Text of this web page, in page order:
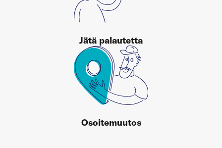
Jätä palautetta
Osoitemuutos